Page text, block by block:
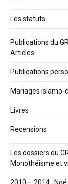
Les statuts
Publications du
Articles
Publications
Mariages islamo-
Livres
Recensions
Les dossiers du
Monothéisme et